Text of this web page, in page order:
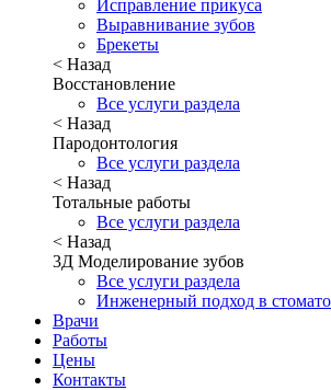
Исправление прикуса
Выравнивание зубов
Брекеты
< Назад
Восстановление
Все услуги раздела
< Назад
Пародонтология
Все услуги раздела
< Назад
Тотальные работы
Все услуги раздела
< Назад
3Д Моделирование зубов
Все услуги раздела
Инженерный подход в
Врачи
Работы
Цены
Контакты